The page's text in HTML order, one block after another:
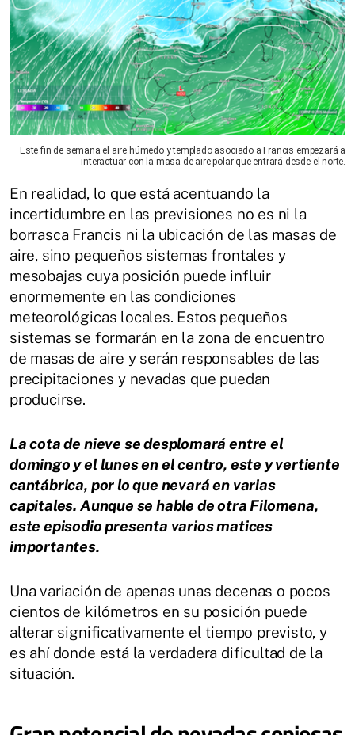
Este fin de semana el aire húmedo y templado asociado a Francis empezará a
interactuar con la masa de aire polar que entrará desde el norte.
En realidad, lo que está acentuando la
incertidumbre en las previsiones no es ni la
borrasca Francis ni la ubicación de las masas de
aire, sino pequeños sistemas frontales y
mesobajas cuya posición puede influir
enormemente en las condiciones
meteorológicas locales. Estos pequeños
sistemas se formarán en la zona de encuentro
de masas de aire y serán responsables de las
precipitaciones y nevadas que puedan
producirse.
La cota de nieve se desplomará entre el
domingo y el lunes en el centro, este y vertiente
cantábrica, por lo que nevará en varias
capitales. Aunque se hable de otra Filomena,
este episodio presenta varios matices
importantes.
Una variación de apenas unas decenas o pocos
cientos de kilómetros en su posición puede
alterar significativamente el tiempo previsto, y
es ahí donde está la verdadera dificultad de la
situación.